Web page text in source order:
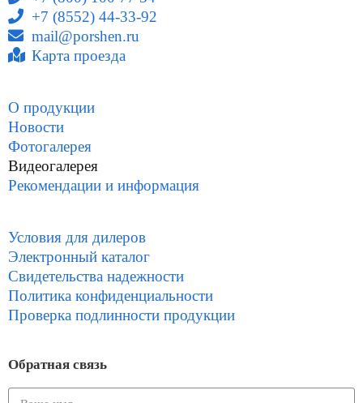
+7 (8552) 44-33-92
mail@porshen.ru
Карта проезда
О продукции
Новости
Фотогалерея
Видеогалерея
Рекомендации и информация
Условия для дилеров
Электронный каталог
Свидетельства надежности
Политика конфиденциальности
Проверка подлинности продукции
Обратная связь